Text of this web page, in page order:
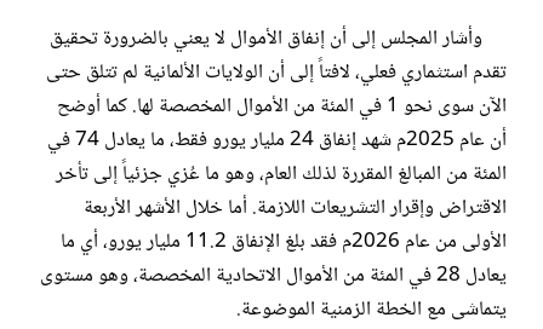
وأشار المجلس إلى أن إنفاق الأموال لا يعني بالضرورة تحقيق
تقدم استثماري فعلي، لافتاً إلى أن الولايات الألمانية لم تتلق حتى
الآن سوى نحو 1 في المئة من الأموال المخصصة لها. كما أوضح
أن عام 2025م شهد إنفاق 24 مليار يورو فقط، ما يعادل 74 في
المئة من المبالغ المقررة لذلك العام، وهو ما عُزي جزئياً إلى تأخر
الاقتراض وإقرار التشريعات اللازمة. أما خلال الأشهر الأربعة
الأولى من عام 2026م فقد بلغ الإنفاق 11.2 مليار يورو، أي ما
يعادل 28 في المئة من الأموال الاتحادية المخصصة، وهو مستوى
يتماشى مع الخطة الزمنية الموضوعة.